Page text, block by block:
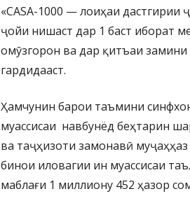
«CASA-1000 — лоиҳаи дастгирии
ҷойи нишаст дар 1 баст иборат
омӯзгорон ва дар қитъаи замини
гардидааст.
Ҳамчунин барои таъмини
муассисаи навбунёд беҳтарин
ва таҷҳизоти замонавӣ
бинои иловагии ин муассисаи
маблағи 1 миллиону 452 ҳазор